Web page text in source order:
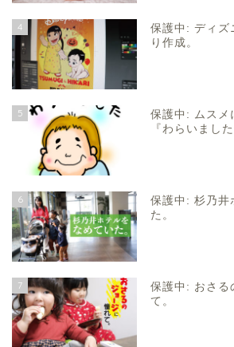
4
保護中: ディズ
り作成。
5
保護中: ムスメ
『わらいまし
6
保護中: 杉乃井
た。
7
保護中: おさる
て。